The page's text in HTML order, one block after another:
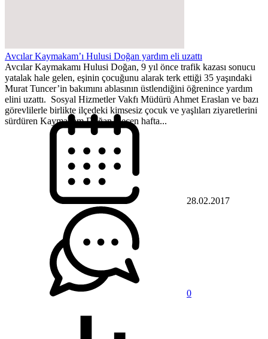
Avcılar Kaymakam’ı Hulusi Doğan yardım eli uzattı
Avcılar Kaymakamı Hulusi Doğan, 9 yıl önce trafik kazası sonucu
yatalak hale gelen, eşinin çocuğunu alarak terk ettiği 35 yaşındaki
Murat Tuncer’in bakımını ablasının üstlendiğini öğrenince yardım
elini uzattı. Sosyal Hizmetler Vakfı Müdürü Ahmet Eraslan ve bazı
görevlilerle birlikte ilçedeki kimsesiz çocuk ve yaşlıları ziyaretlerini
sürdüren Kaymakam Doğan, geçen hafta...
28.02.2017
0